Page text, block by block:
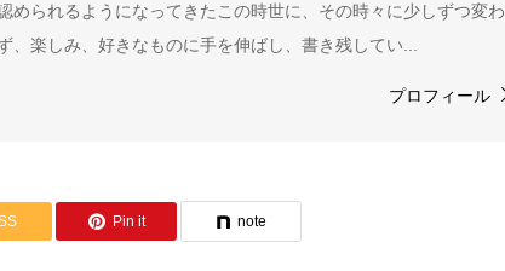
められるようになってきたこの時世に、その時々に少しずつ変わ
、楽しみ、好きなものに手を伸ばし、書き残してい...
プロフィール
Pin it note